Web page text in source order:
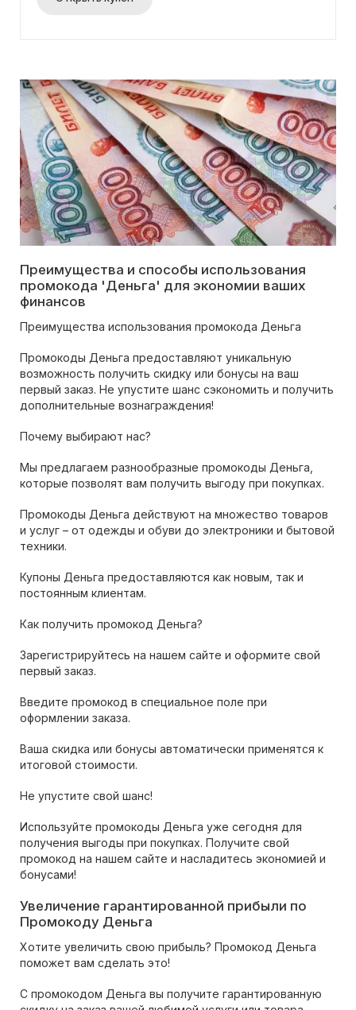
Преимущества и способы использования
промокода 'Деньга' для экономии ваших
финансов
Преимущества использования промокода Деньга
Промокоды Деньга предоставляют уникальную
возможность получить скидку или бонусы на ваш
первый заказ. Не упустите шанс сэкономить и получить
дополнительные вознаграждения!
Почему выбирают нас?
Мы предлагаем разнообразные промокоды Деньга,
которые позволят вам получить выгоду при покупках.
Промокоды Деньга действуют на множество товаров
и услуг – от одежды и обуви до электроники и бытовой
техники.
Купоны Деньга предоставляются как новым, так и
постоянным клиентам.
Как получить промокод Деньга?
Зарегистрируйтесь на нашем сайте и оформите свой
первый заказ.
Введите промокод в специальное поле при
оформлении заказа.
Ваша скидка или бонусы автоматически применятся к
итоговой стоимости.
Не упустите свой шанс!
Используйте промокоды Деньга уже сегодня для
получения выгоды при покупках. Получите свой
промокод на нашем сайте и насладитесь экономией и
бонусами!
Увеличение гарантированной прибыли по
Промокоду Деньга
Хотите увеличить свою прибыль? Промокод Деньга
поможет вам сделать это!
С промокодом Деньга вы получите гарантированную